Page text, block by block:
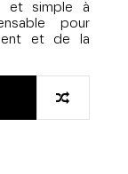
et simple à
pour
et de la